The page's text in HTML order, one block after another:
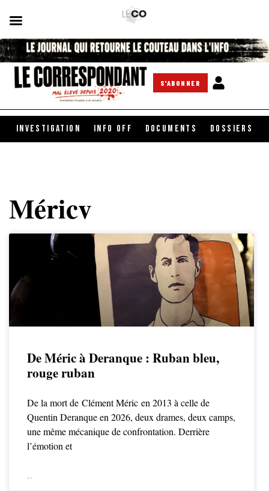
S'ABONNER
INVESTIGATION INFO OFF DOCUMENTS DOSSIERS
Méricv
De Méric à Deranque : Ruban bleu,
rouge ruban
De la mort de Clément Méric en 2013 à celle de
Quentin Deranque en 2026, deux drames, deux camps,
une même mécanique de confrontation. Derrière
l’émotion et